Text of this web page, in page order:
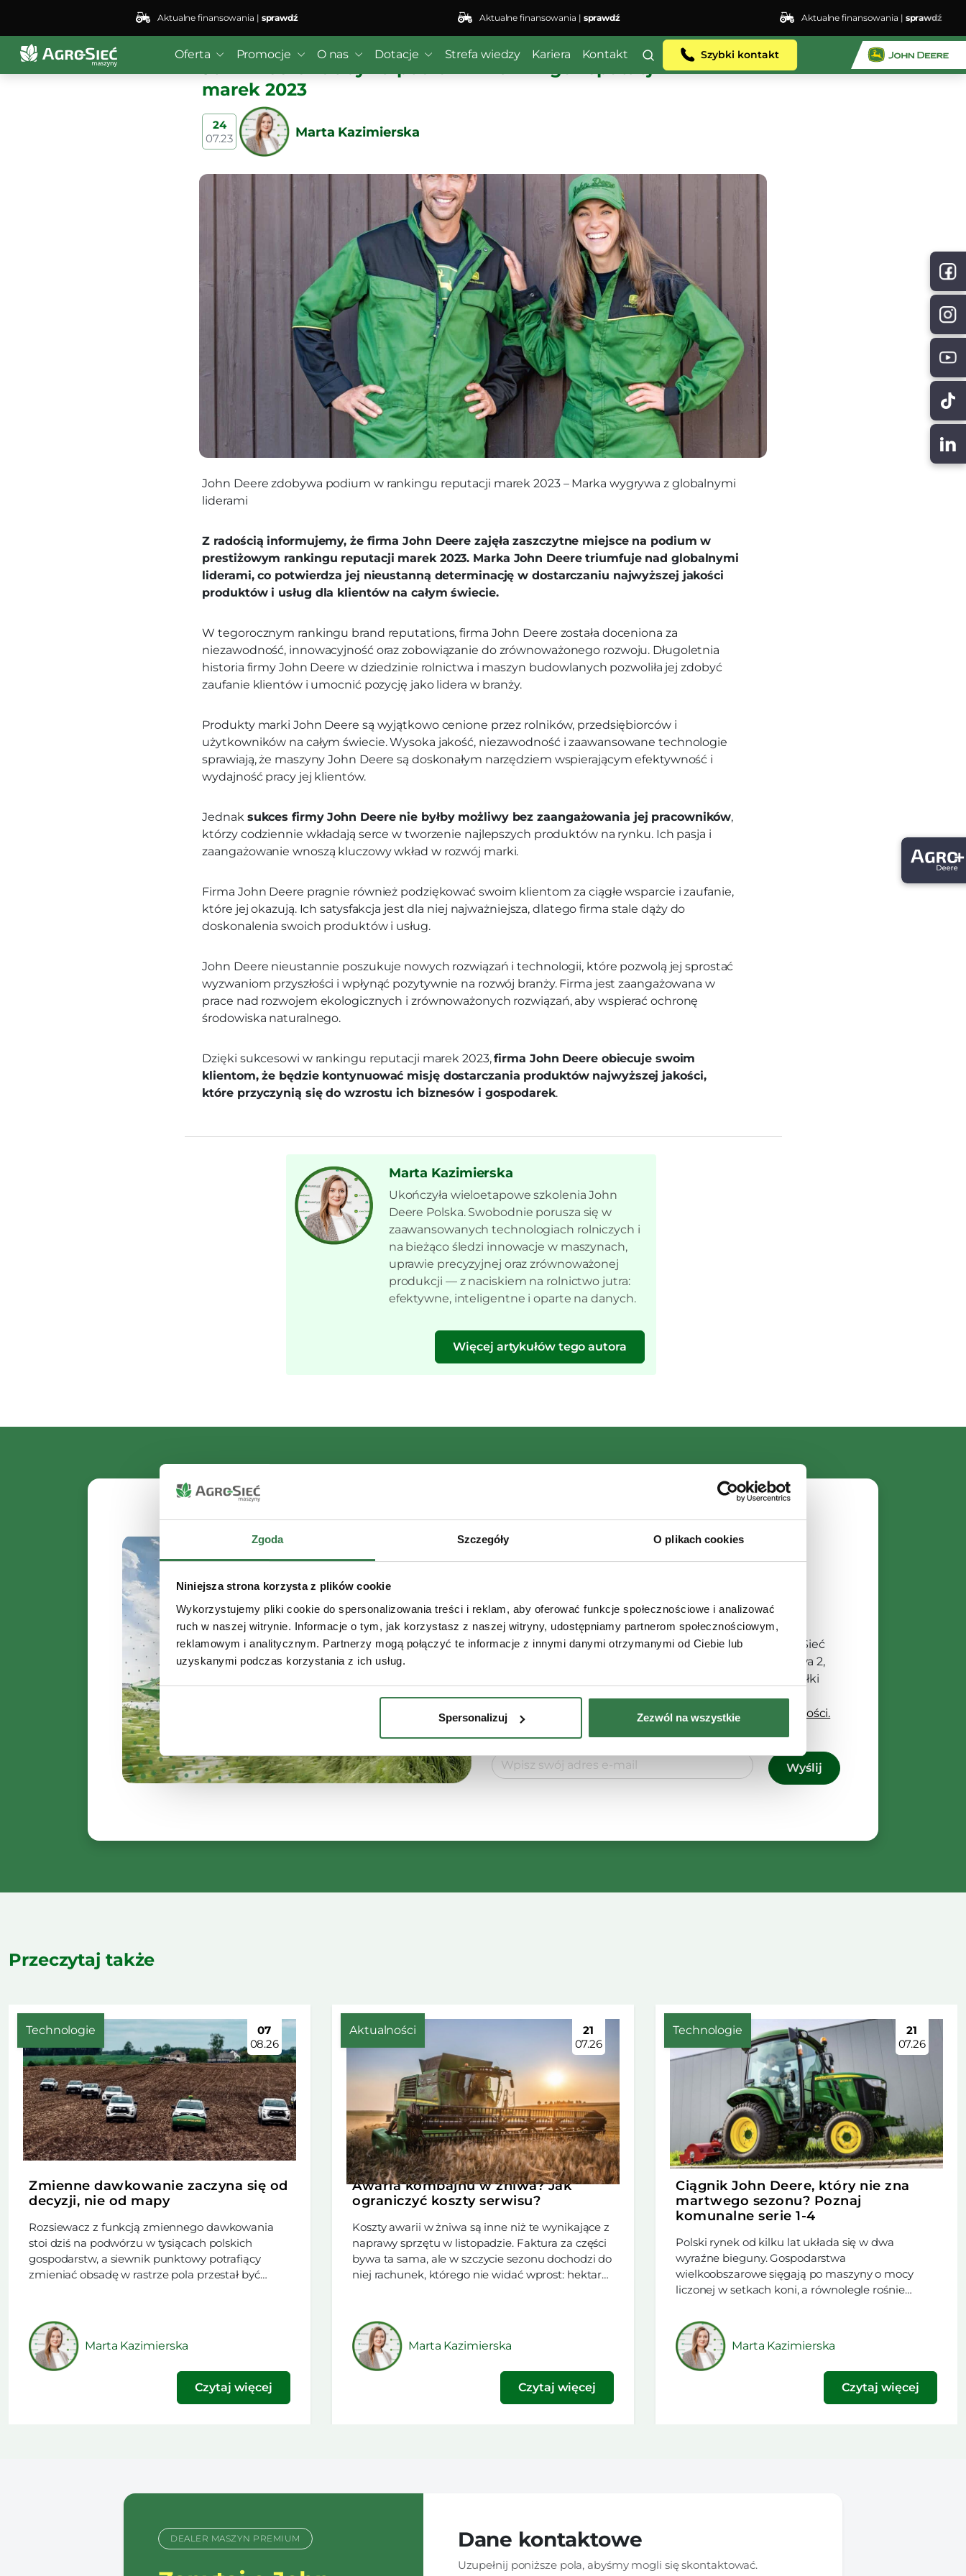
Zgoda Szczegóły O plikach cookies
Niniejsza strona korzysta z plików cookie
Wykorzystujemy pliki cookie do spersonalizowania treści i reklam, aby oferować funkcje społecznościowe i analizować
ruch w naszej witrynie. Informacje o tym, jak korzystasz z naszej witryny, udostępniamy partnerom społecznościowym,
reklamowym i analitycznym. Partnerzy mogą połączyć te informacje z innymi danymi otrzymanymi od Ciebie lub
uzyskanymi podczas korzystania z ich usług.
Spersonalizuj Zezwól na wszystkie
Aktualne finansowania |sprawdź Aktualne finansowania |sprawdź Aktualne finansowania |sprawdź
Oferta Promocje O nas Dotacje Strefa wiedzy Kariera Kontakt Szybki kontakt
John Deere zdobywa podium w rankingu reputacji
marek 2023
24
07.23
Marta Kazimierska
John Deere zdobywa podium w rankingu reputacji marek 2023 – Marka wygrywa z globalnymi
liderami
Z radością informujemy, że firma John Deere zajęła zaszczytne miejsce na podium w
prestiżowym rankingu reputacji marek 2023. Marka John Deere triumfuje nad globalnymi
liderami, co potwierdza jej nieustanną determinację w dostarczaniu najwyższej jakości
produktów i usług dla klientów na całym świecie.
W tegorocznym rankingu brand reputations, firma John Deere została doceniona za
niezawodność, innowacyjność oraz zobowiązanie do zrównoważonego rozwoju. Długoletnia
historia firmy John Deere w dziedzinie rolnictwa i maszyn budowlanych pozwoliła jej zdobyć
zaufanie klientów i umocnić pozycję jako lidera w branży.
Produkty marki John Deere są wyjątkowo cenione przez rolników, przedsiębiorców i
użytkowników na całym świecie. Wysoka jakość, niezawodność i zaawansowane technologie
sprawiają, że maszyny John Deere są doskonałym narzędziem wspierającym efektywność i
wydajność pracy jej klientów.
Jednak sukces firmy John Deere nie byłby możliwy bez zaangażowania jej pracowników,
którzy codziennie wkładają serce w tworzenie najlepszych produktów na rynku. Ich pasja i
zaangażowanie wnoszą kluczowy wkład w rozwój marki.
Firma John Deere pragnie również podziękować swoim klientom za ciągłe wsparcie i zaufanie,
które jej okazują. Ich satysfakcja jest dla niej najważniejsza, dlatego firma stale dąży do
doskonalenia swoich produktów i usług.
John Deere nieustannie poszukuje nowych rozwiązań i technologii, które pozwolą jej sprostać
wyzwaniom przyszłości i wpłynąć pozytywnie na rozwój branży. Firma jest zaangażowana w
prace nad rozwojem ekologicznych i zrównoważonych rozwiązań, aby wspierać ochronę
środowiska naturalnego.
Dzięki sukcesowi w rankingu reputacji marek 2023,firma John Deere obiecuje swoim
klientom, że będzie kontynuować misję dostarczania produktów najwyższej jakości,
które przyczynią się do wzrostu ich biznesów i gospodarek.
Marta Kazimierska
Ukończyła wieloetapowe szkolenia John
Deere Polska. Swobodnie porusza się w
zaawansowanych technologiach rolniczych i
na bieżąco śledzi innowacje w maszynach,
uprawie precyzyjnej oraz zrównoważonej
produkcji — z naciskiem na rolnictwo jutra:
efektywne, inteligentne i oparte na danych.
Więcej artykułów tego autora
Zapisz się do Newslettera
Bądź na bieżąco z nowościami.
Administratorem Twoich danych osobowych jest Agro Sieć
Maszyny Sp. z o.o. z siedzibą w Chełmnie, ul. Magazynowa 2,
86-200 Chełmno. Dane będą przetwarzane w celu wysyłki
newslettera. Masz prawo do dostępu, poprawienia lub
usunięcia swoich danych. Szczegóły wPolityce Prywatności.
Przeczytaj także
Technologie
07
08.26
Zmienne dawkowanie zaczyna się od
decyzji, nie od mapy
Rozsiewacz z funkcją zmiennego dawkowania
stoi dziś na podwórzu w tysiącach polskich
gospodarstw, a siewnik punktowy potrafiący
zmieniać obsadę w rastrze pola przestał być
technologia ma obniżyć koszt nawożenia, czy
podnieść plon. Ten artykuł powstał na podstawie
materiału opublikowanego w najnowszym
wydaniu naszego […]
Marta Kazimierska
Czytaj więcej
Aktualności
21
07.26
Awaria kombajnu w żniwa? Jak
ograniczyć koszty serwisu?
Koszty awarii w żniwa są inne niż te wynikające z
naprawy sprzętu w listopadzie. Faktura za części
bywa ta sama, ale w szczycie sezonu dochodzi do
niej rachunek, którego nie widać wprost: hektary,
powodu na serwis w […]
Marta Kazimierska
Czytaj więcej
Technologie
21
07.26
Ciągnik John Deere, który nie zna
martwego sezonu? Poznaj
komunalne serie 1-4
Polski rynek od kilku lat układa się w dwa
wyraźne bieguny. Gospodarstwa
wielkoobszarowe sięgają po maszyny o mocy
liczonej w setkach koni, a równolegle rośnie
zwrotnym sprzęcie do zadań, gdzie
pełnowymiarowy ciągnik byłby po prostu za
ciężki i za duży. Ten drugi biegun to segment
kompaktowy, a jego znacznie […]
Marta Kazimierska
Czytaj więcej
DEALER MASZYN PREMIUM Dane kontaktowe
Uzupełnij poniższe pola, abyśmy mogli się skontaktować.